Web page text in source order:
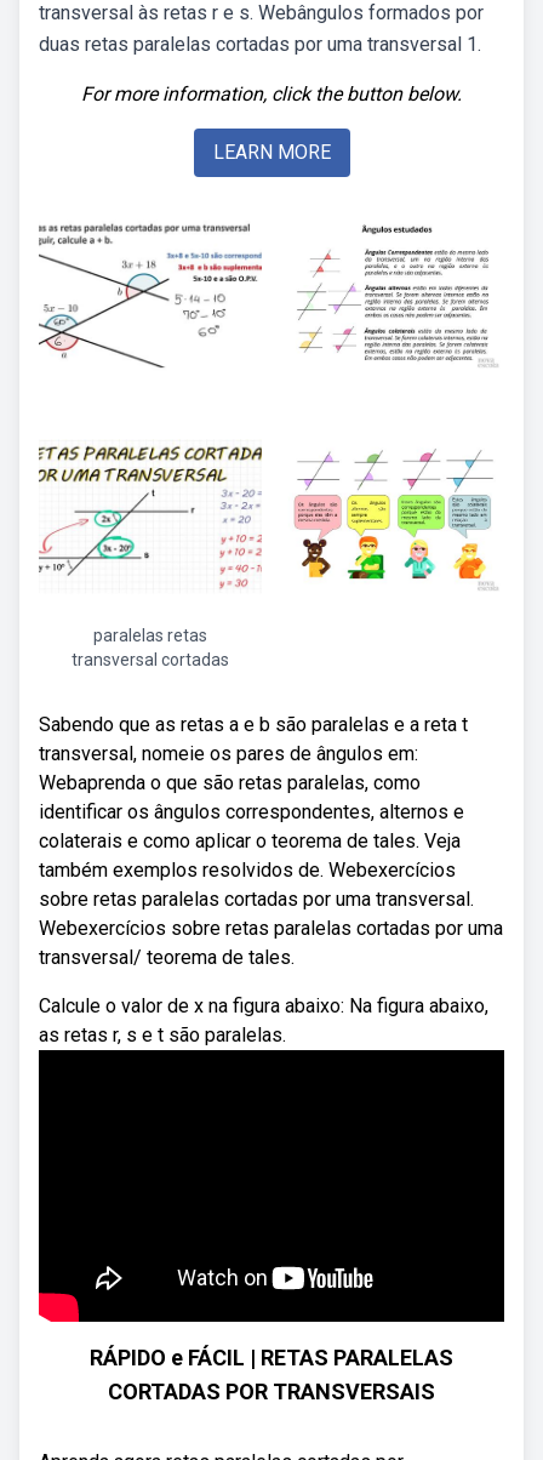
transversal às retas r e s. Webângulos formados por
duas retas paralelas cortadas por uma transversal 1.
For more information, click the button below.
LEARN MORE
paralelas retas
transversal cortadas
Sabendo que as retas a e b são paralelas e a reta t
transversal, nomeie os pares de ângulos em:
Webaprenda o que são retas paralelas, como
identificar os ângulos correspondentes, alternos e
colaterais e como aplicar o teorema de tales. Veja
também exemplos resolvidos de. Webexercícios
sobre retas paralelas cortadas por uma transversal.
Webexercícios sobre retas paralelas cortadas por uma
transversal/ teorema de tales.
Calcule o valor de x na figura abaixo: Na figura abaixo,
as retas r, s e t são paralelas.
RÁPIDO e FÁCIL | RETAS PARALELAS
CORTADAS POR TRANSVERSAIS